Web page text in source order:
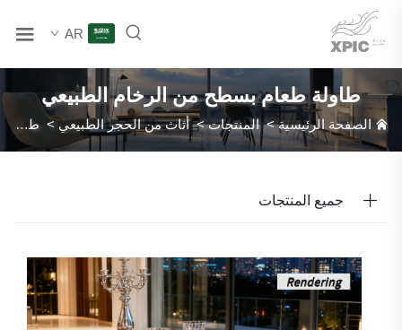
AR
طاولة طعام بسطح من الرخام الطبيعي
الصفحة الرئيسية>المنتجات>أثاث من الحجر الطبيعي > طاولة طعام بسطح من الرخام الطبيعي
جميع المنتجات